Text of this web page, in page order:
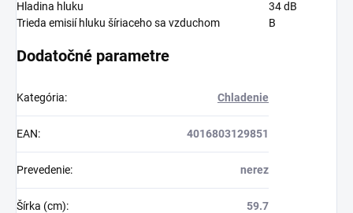
Hladina hluku
34dB
Trieda emisií hluku šíriaceho sa vzduchom
B
Dodatočné parametre
Kategória: Chladenie
EAN: 4016803129851
Prevedenie: nerez
Šírka (cm): 59.7